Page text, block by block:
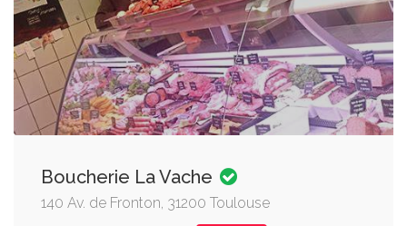
Boucherie La Vache
140 Av. de Fronton, 31200 Toulouse